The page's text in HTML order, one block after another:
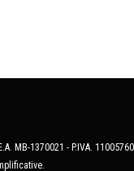
MB-1370021 - P.IVA.